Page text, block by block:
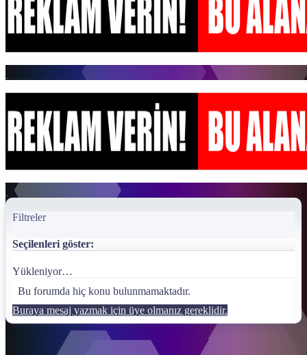
Filtreler
Seçilenleri göster:
Yükleniyor…
Bu forumda hiç konu bulunmamaktadır.
Buraya mesaj yazmak için üye olmanız gereklidir.